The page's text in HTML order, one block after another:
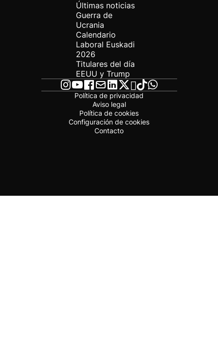
Últimas noticias
Guerra de
Ucrania
Calendario
Laboral Euskadi
2026
Titulares del día
EEUU y Trump
Política de privacidad
Aviso legal
Política de cookies
Configuración de cookies
Contacto